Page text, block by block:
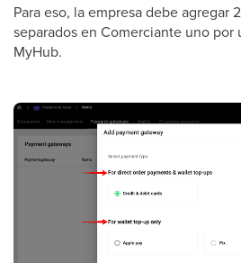
Para eso, la empresa debe agregar
separados en Comerciante uno por
MyHub.